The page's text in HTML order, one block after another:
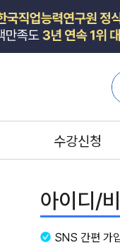
수강신청
아이디/
SNS 간편 가